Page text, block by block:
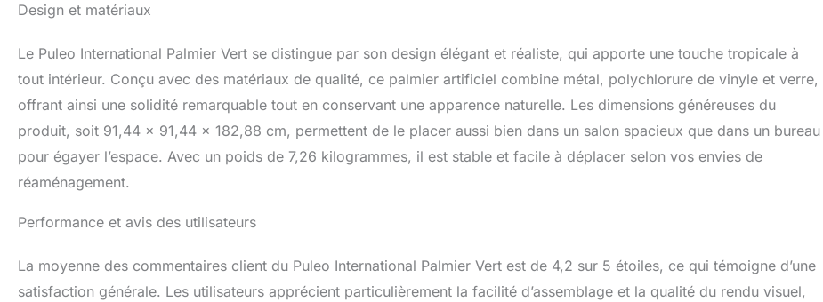
Design et matériaux
Le Puleo International Palmier Vert se distingue par son design élégant et réaliste, qui apporte une touche tropicale à
tout intérieur. Conçu avec des matériaux de qualité, ce palmier artificiel combine métal, polychlorure de vinyle et verre,
offrant ainsi une solidité remarquable tout en conservant une apparence naturelle. Les dimensions généreuses du
produit, soit 91,44 x 91,44 x 182,88 cm, permettent de le placer aussi bien dans un salon spacieux que dans un bureau
pour égayer l’espace. Avec un poids de 7,26 kilogrammes, il est stable et facile à déplacer selon vos envies de
réaménagement.
Performance et avis des utilisateurs
La moyenne des commentaires client du Puleo International Palmier Vert est de 4,2 sur 5 étoiles, ce qui témoigne d’une
satisfaction générale. Les utilisateurs apprécient particulièrement la facilité d’assemblage et la qualité du rendu visuel,